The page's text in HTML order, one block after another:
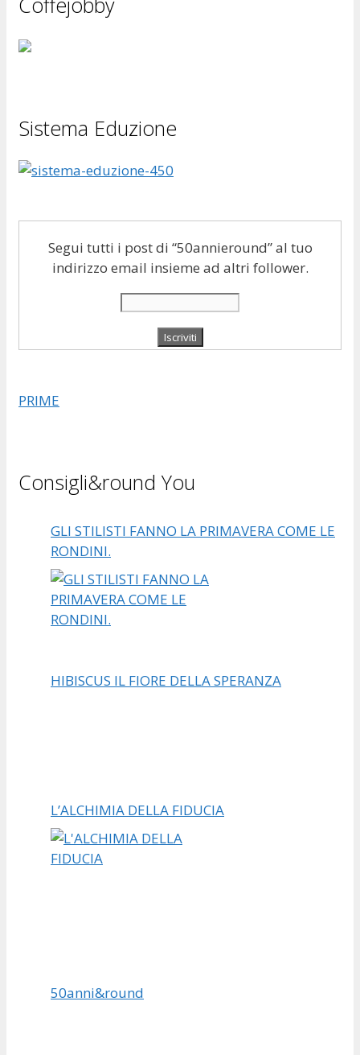
Sistema Eduzione
Segui tutti i post di “50annieround” al tuo
indirizzo email insieme ad altri follower.
PRIME
Consigli&round You
GLI STILISTI FANNO LA PRIMAVERA COME LE
RONDINI.
HIBISCUS IL FIORE DELLA SPERANZA
L’ALCHIMIA DELLA FIDUCIA
50anni&round